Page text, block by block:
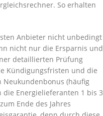
So erhalten
Anbieter nicht unbedingt
nicht nur die Ersparnis und
detaillierten Prüfung
Kündigungsfristen und die
Neukundenbonus (häufig
die Energielieferanten 1 bis 3
Ende des Jahres